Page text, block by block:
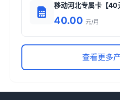
移动河北专属卡【40
40.00 元/月
查看更多